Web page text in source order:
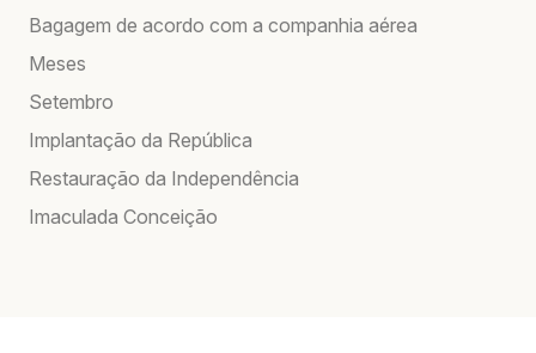
Bagagem de acordo com a companhia aérea
Meses
Setembro
Implantação da República
Restauração da Independência
Imaculada Conceição